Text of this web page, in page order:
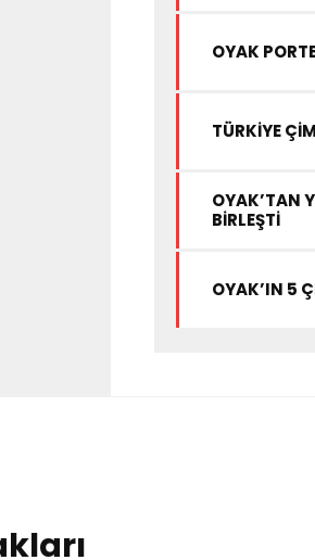
OYAK
TÜRKİYE
OYAK’TAN
BİRLEŞTİ
OYAK’IN 5